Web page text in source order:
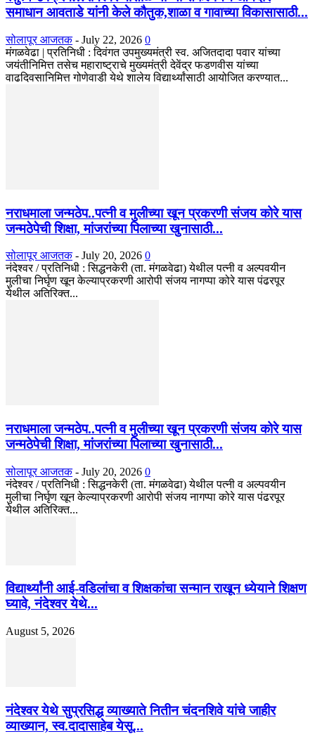
समाधान आवताडे यांनी केले कौतुक,शाळा व गावाच्या विकासासाठी...
सोलापूर आजतक - July 22, 2026 0
मंगळवेढा | प्रतिनिधी : दिवंगत उपमुख्यमंत्री स्व. अजितदादा पवार यांच्या
जयंतीनिमित्त तसेच महाराष्ट्राचे मुख्यमंत्री देवेंद्र फडणवीस यांच्या
वाढदिवसानिमित्त गोणेवाडी येथे शालेय विद्यार्थ्यांसाठी आयोजित करण्यात...
नराधमाला जन्मठेप..पत्नी व मुलीच्या खून प्रकरणी संजय कोरे यास
जन्मठेपेची शिक्षा, मांजरांच्या पिलाच्या खुनासाठी...
सोलापूर आजतक - July 20, 2026 0
नंदेश्वर / प्रतिनिधी : सिद्धनकेरी (ता. मंगळवेढा) येथील पत्नी व अल्पवयीन
मुलीचा निर्घृण खून केल्याप्रकरणी आरोपी संजय नागप्पा कोरे यास पंढरपूर
येथील अतिरिक्त...
नराधमाला जन्मठेप..पत्नी व मुलीच्या खून प्रकरणी संजय कोरे यास
जन्मठेपेची शिक्षा, मांजरांच्या पिलाच्या खुनासाठी...
सोलापूर आजतक - July 20, 2026 0
नंदेश्वर / प्रतिनिधी : सिद्धनकेरी (ता. मंगळवेढा) येथील पत्नी व अल्पवयीन
मुलीचा निर्घृण खून केल्याप्रकरणी आरोपी संजय नागप्पा कोरे यास पंढरपूर
येथील अतिरिक्त...
विद्यार्थ्यांनी आई-वडिलांचा व शिक्षकांचा सन्मान राखून ध्येयाने शिक्षण
घ्यावे, नंदेश्वर येथे...
August 5, 2026
नंदेश्वर येथे सुप्रसिद्ध व्याख्याते नितीन चंदनशिवे यांचे जाहीर
व्याख्यान, स्व.दादासाहेब येसू...